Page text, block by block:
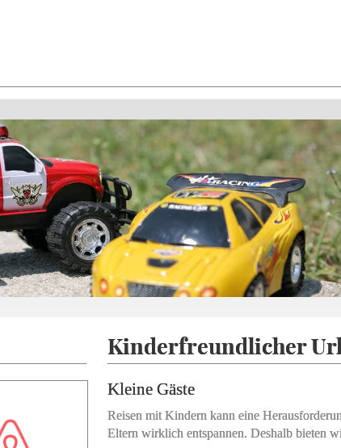
Kinderfreundlicher
Kleine Gäste
Reisen mit Kindern kann eine
Eltern wirklich entspannen. Deshalb bieten